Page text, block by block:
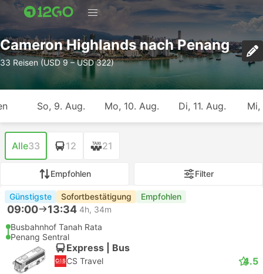
Cameron Highlands nach Penang
33 Reisen (USD 9 – USD 322)
So, 9. Aug. Mo, 10. Aug. Di, 11. Aug. Mi,
Alle33 12 21
Empfohlen Filter
Günstigste Sofortbestätigung Empfohlen
09:00 13:34 4h, 34m
Busbahnhof Tanah Rata
Penang Sentral
Express | Bus
CS Travel 4.5